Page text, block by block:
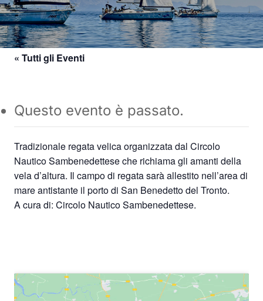
« Tutti gli Eventi
Questo evento è passato.
Tradizionale regata velica organizzata dal Circolo
Nautico Sambenedettese che richiama gli amanti della
vela d’altura. Il campo di regata sarà allestito nell’area di
mare antistante il porto di San Benedetto del Tronto.
A cura di: Circolo Nautico Sambenedettese.